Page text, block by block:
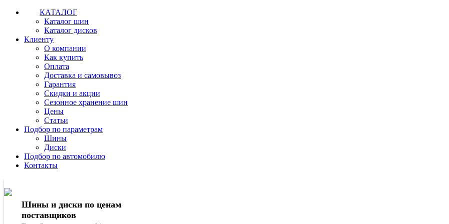
КАТАЛОГ
Каталог шин
Каталог дисков
Клиенту
О компании
Как купить
Оплата
Доставка и самовывоз
Гарантия
Скидки и акции
Сезонное хранение шин
Цены
Статьи
Подбор по параметрам
Шины
Диски
Подбор по автомобилю
Контакты
Шины и диски по ценам
поставщиков